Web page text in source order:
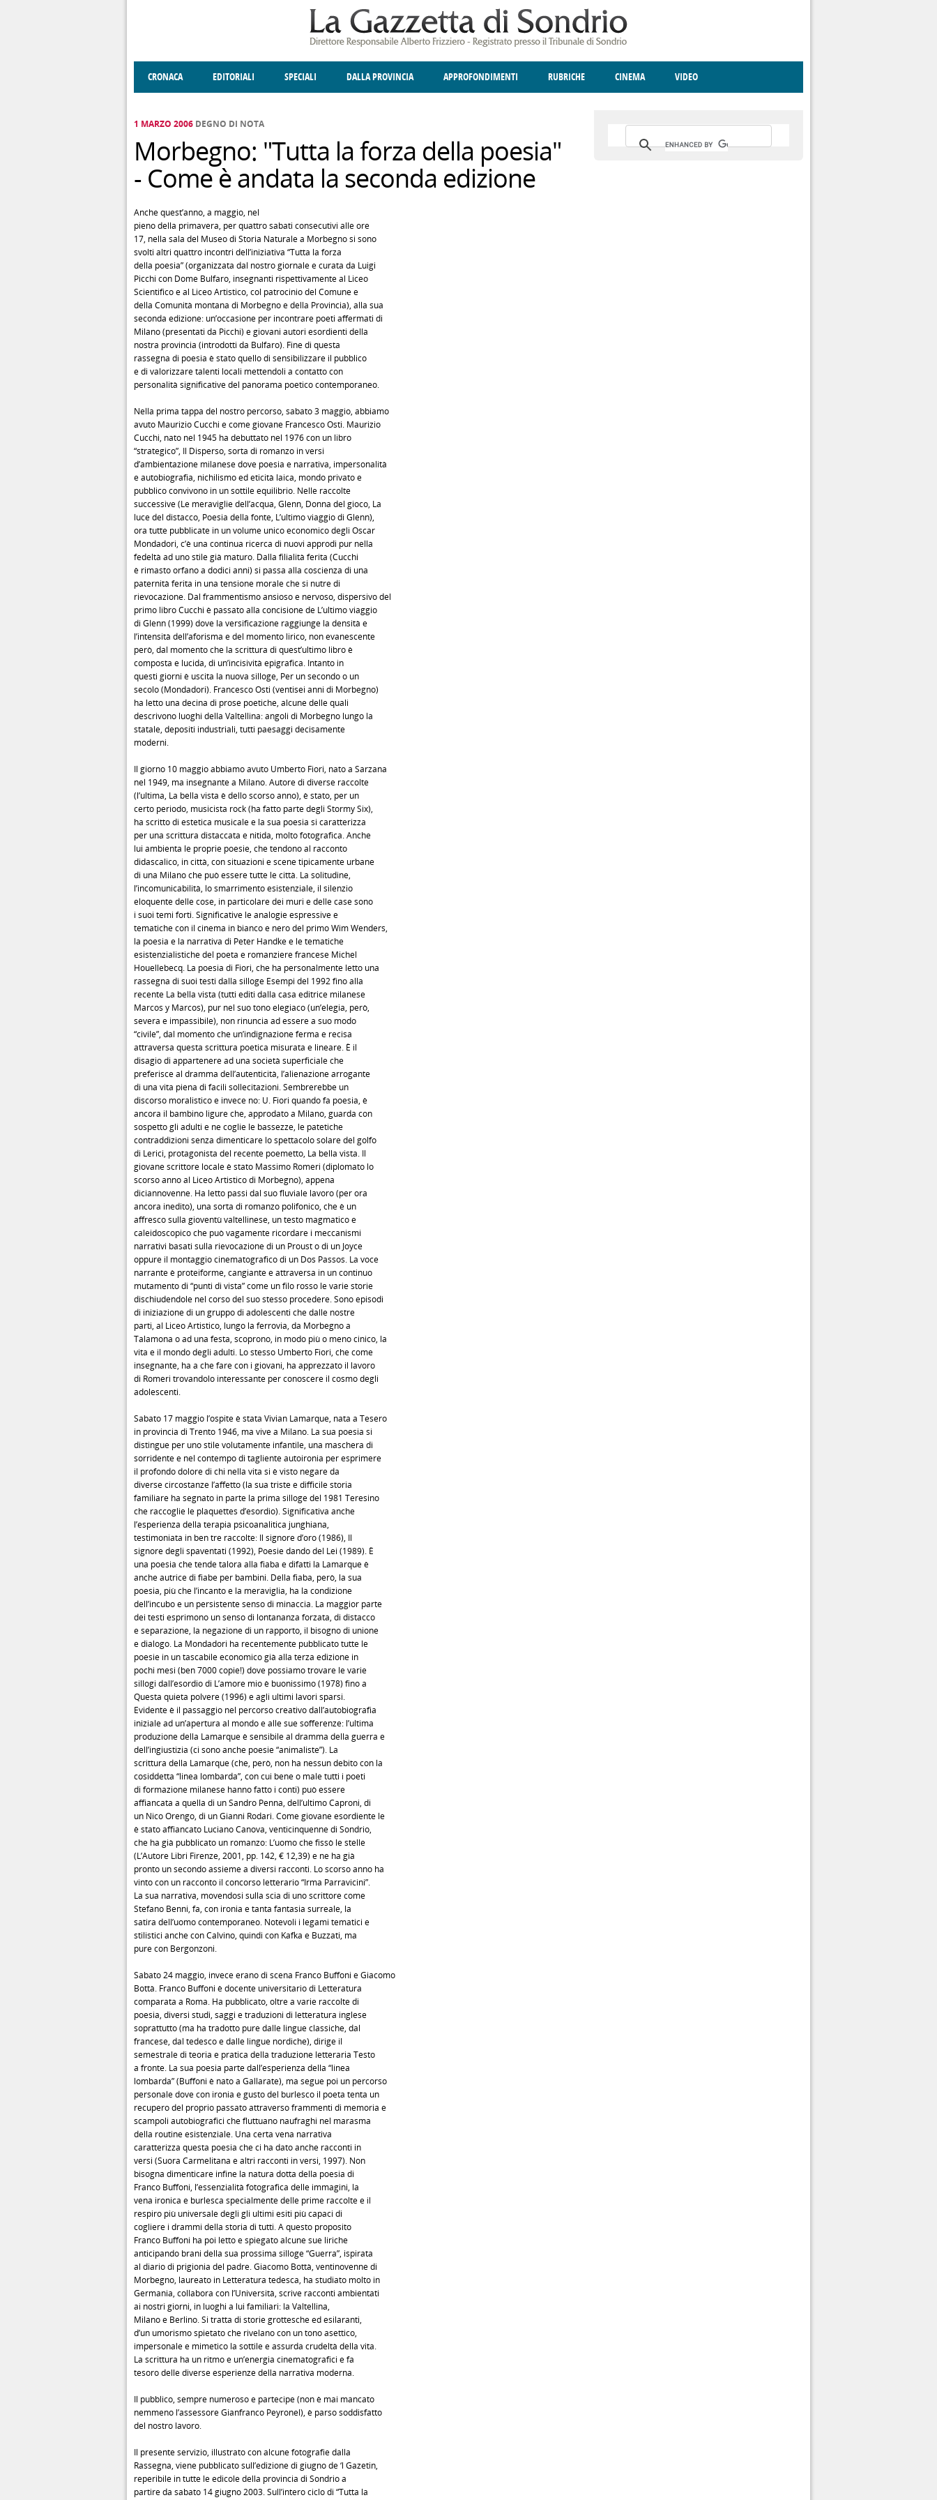
CRONACA EDITORIALI SPECIALI DALLA PROVINCIA APPROFONDIMENTI RUBRICHE CINEMA VIDEO
1 MARZO 2006 DEGNO DI NOTA
Morbegno: "Tutta la forza della poesia"
- Come è andata la seconda edizione
Anche quest’anno, a maggio, nel
pieno della primavera, per quattro sabati consecutivi alle ore
17, nella sala del Museo di Storia Naturale a Morbegno si sono
svolti altri quattro incontri dell’iniziativa “Tutta la forza
della poesia” (organizzata dal nostro giornale e curata da Luigi
Picchi con Dome Bulfaro, insegnanti rispettivamente al Liceo
Scientifico e al Liceo Artistico, col patrocinio del Comune e
della Comunità montana di Morbegno e della Provincia), alla sua
seconda edizione: un’occasione per incontrare poeti affermati di
Milano (presentati da Picchi) e giovani autori esordienti della
nostra provincia (introdotti da Bulfaro). Fine di questa
rassegna di poesia è stato quello di sensibilizzare il pubblico
e di valorizzare talenti locali mettendoli a contatto con
personalità significative del panorama poetico contemporaneo.
Nella prima tappa del nostro percorso, sabato 3 maggio, abbiamo
avuto Maurizio Cucchi e come giovane Francesco Osti. Maurizio
Cucchi, nato nel 1945 ha debuttato nel 1976 con un libro
“strategico”, Il Disperso, sorta di romanzo in versi
d’ambientazione milanese dove poesia e narrativa, impersonalità
e autobiografia, nichilismo ed eticità laica, mondo privato e
pubblico convivono in un sottile equilibrio. Nelle raccolte
successive (Le meraviglie dell’acqua, Glenn, Donna del gioco, La
luce del distacco, Poesia della fonte, L’ultimo viaggio di Glenn),
ora tutte pubblicate in un volume unico economico degli Oscar
Mondadori, c’è una continua ricerca di nuovi approdi pur nella
fedeltà ad uno stile già maturo. Dalla filialità ferita (Cucchi
è rimasto orfano a dodici anni) si passa alla coscienza di una
paternità ferita in una tensione morale che si nutre di
rievocazione. Dal frammentismo ansioso e nervoso, dispersivo del
primo libro Cucchi è passato alla concisione de L’ultimo viaggio
di Glenn (1999) dove la versificazione raggiunge la densità e
l’intensità dell’aforisma e del momento lirico, non evanescente
però, dal momento che la scrittura di quest’ultimo libro è
composta e lucida, di un’incisività epigrafica. Intanto in
questi giorni è uscita la nuova silloge, Per un secondo o un
secolo (Mondadori). Francesco Osti (ventisei anni di Morbegno)
ha letto una decina di prose poetiche, alcune delle quali
descrivono luoghi della Valtellina: angoli di Morbegno lungo la
statale, depositi industriali, tutti paesaggi decisamente
moderni.
Il giorno 10 maggio abbiamo avuto Umberto Fiori, nato a Sarzana
nel 1949, ma insegnante a Milano. Autore di diverse raccolte
(l’ultima, La bella vista è dello scorso anno), è stato, per un
certo periodo, musicista rock (ha fatto parte degli Stormy Six),
ha scritto di estetica musicale e la sua poesia si caratterizza
per una scrittura distaccata e nitida, molto fotografica. Anche
lui ambienta le proprie poesie, che tendono al racconto
didascalico, in città, con situazioni e scene tipicamente urbane
di una Milano che può essere tutte le città. La solitudine,
l’incomunicabilità, lo smarrimento esistenziale, il silenzio
eloquente delle cose, in particolare dei muri e delle case sono
i suoi temi forti. Significative le analogie espressive e
tematiche con il cinema in bianco e nero del primo Wim Wenders,
la poesia e la narrativa di Peter Handke e le tematiche
esistenzialistiche del poeta e romanziere francese Michel
Houellebecq. La poesia di Fiori, che ha personalmente letto una
rassegna di suoi testi dalla silloge Esempi del 1992 fino alla
recente La bella vista (tutti editi dalla casa editrice milanese
Marcos y Marcos), pur nel suo tono elegiaco (un’elegia, però,
severa e impassibile), non rinuncia ad essere a suo modo
“civile”, dal momento che un’indignazione ferma e recisa
attraversa questa scrittura poetica misurata e lineare. È il
disagio di appartenere ad una società superficiale che
preferisce al dramma dell’autenticità, l’alienazione arrogante
di una vita piena di facili sollecitazioni. Sembrerebbe un
discorso moralistico e invece no: U. Fiori quando fa poesia, è
ancora il bambino ligure che, approdato a Milano, guarda con
sospetto gli adulti e ne coglie le bassezze, le patetiche
contraddizioni senza dimenticare lo spettacolo solare del golfo
di Lerici, protagonista del recente poemetto, La bella vista. Il
giovane scrittore locale è stato Massimo Romeri (diplomato lo
scorso anno al Liceo Artistico di Morbegno), appena
diciannovenne. Ha letto passi dal suo fluviale lavoro (per ora
ancora inedito), una sorta di romanzo polifonico, che è un
affresco sulla gioventù valtellinese, un testo magmatico e
caleidoscopico che può vagamente ricordare i meccanismi
narrativi basati sulla rievocazione di un Proust o di un Joyce
oppure il montaggio cinematografico di un Dos Passos. La voce
narrante è proteiforme, cangiante e attraversa in un continuo
mutamento di “punti di vista” come un filo rosso le varie storie
dischiudendole nel corso del suo stesso procedere. Sono episodi
di iniziazione di un gruppo di adolescenti che dalle nostre
parti, al Liceo Artistico, lungo la ferrovia, da Morbegno a
Talamona o ad una festa, scoprono, in modo più o meno cinico, la
vita e il mondo degli adulti. Lo stesso Umberto Fiori, che come
insegnante, ha a che fare con i giovani, ha apprezzato il lavoro
di Romeri trovandolo interessante per conoscere il cosmo degli
adolescenti.
Sabato 17 maggio l’ospite è stata Vivian Lamarque, nata a Tesero
in provincia di Trento 1946, ma vive a Milano. La sua poesia si
distingue per uno stile volutamente infantile, una maschera di
sorridente e nel contempo di tagliente autoironia per esprimere
il profondo dolore di chi nella vita si è visto negare da
diverse circostanze l’affetto (la sua triste e difficile storia
familiare ha segnato in parte la prima silloge del 1981 Teresino
che raccoglie le plaquettes d’esordio). Significativa anche
l’esperienza della terapia psicoanalitica junghiana,
testimoniata in ben tre raccolte: Il signore d’oro (1986), Il
signore degli spaventati (1992), Poesie dando del Lei (1989). È
una poesia che tende talora alla fiaba e difatti la Lamarque è
anche autrice di fiabe per bambini. Della fiaba, però, la sua
poesia, più che l’incanto e la meraviglia, ha la condizione
dell’incubo e un persistente senso di minaccia. La maggior parte
dei testi esprimono un senso di lontananza forzata, di distacco
e separazione, la negazione di un rapporto, il bisogno di unione
e dialogo. La Mondadori ha recentemente pubblicato tutte le
poesie in un tascabile economico già alla terza edizione in
pochi mesi (ben 7000 copie!) dove possiamo trovare le varie
sillogi dall’esordio di L’amore mio è buonissimo (1978) fino a
Questa quieta polvere (1996) e agli ultimi lavori sparsi.
Evidente è il passaggio nel percorso creativo dall’autobiografia
iniziale ad un’apertura al mondo e alle sue sofferenze: l’ultima
produzione della Lamarque è sensibile al dramma della guerra e
dell’ingiustizia (ci sono anche poesie “animaliste”). La
scrittura della Lamarque (che, però, non ha nessun debito con la
cosiddetta “linea lombarda”, con cui bene o male tutti i poeti
di formazione milanese hanno fatto i conti) può essere
affiancata a quella di un Sandro Penna, dell’ultimo Caproni, di
un Nico Orengo, di un Gianni Rodari. Come giovane esordiente le
è stato affiancato Luciano Canova, venticinquenne di Sondrio,
che ha già pubblicato un romanzo: L’uomo che fissò le stelle
(L’Autore Libri Firenze, 2001, pp. 142, € 12,39) e ne ha già
pronto un secondo assieme a diversi racconti. Lo scorso anno ha
vinto con un racconto il concorso letterario “Irma Parravicini”.
La sua narrativa, movendosi sulla scia di uno scrittore come
Stefano Benni, fa, con ironia e tanta fantasia surreale, la
satira dell’uomo contemporaneo. Notevoli i legami tematici e
stilistici anche con Calvino, quindi con Kafka e Buzzati, ma
pure con Bergonzoni.
Sabato 24 maggio, invece erano di scena Franco Buffoni e Giacomo
Bottà. Franco Buffoni è docente universitario di Letteratura
comparata a Roma. Ha pubblicato, oltre a varie raccolte di
poesia, diversi studi, saggi e traduzioni di letteratura inglese
soprattutto (ma ha tradotto pure dalle lingue classiche, dal
francese, dal tedesco e dalle lingue nordiche), dirige il
semestrale di teoria e pratica della traduzione letteraria Testo
a fronte. La sua poesia parte dall’esperienza della “linea
lombarda” (Buffoni è nato a Gallarate), ma segue poi un percorso
personale dove con ironia e gusto del burlesco il poeta tenta un
recupero del proprio passato attraverso frammenti di memoria e
scampoli autobiografici che fluttuano naufraghi nel marasma
della routine esistenziale. Una certa vena narrativa
caratterizza questa poesia che ci ha dato anche racconti in
versi (Suora Carmelitana e altri racconti in versi, 1997). Non
bisogna dimenticare infine la natura dotta della poesia di
Franco Buffoni, l’essenzialità fotografica delle immagini, la
vena ironica e burlesca specialmente delle prime raccolte e il
respiro più universale degli gli ultimi esiti più capaci di
cogliere i drammi della storia di tutti. A questo proposito
Franco Buffoni ha poi letto e spiegato alcune sue liriche
anticipando brani della sua prossima silloge “Guerra”, ispirata
al diario di prigionia del padre. Giacomo Bottà, ventinovenne di
Morbegno, laureato in Letteratura tedesca, ha studiato molto in
Germania, collabora con l’Università, scrive racconti ambientati
ai nostri giorni, in luoghi a lui familiari: la Valtellina,
Milano e Berlino. Si tratta di storie grottesche ed esilaranti,
d’un umorismo spietato che rivelano con un tono asettico,
impersonale e mimetico la sottile e assurda crudeltà della vita.
La scrittura ha un ritmo e un’energia cinematografici e fa
tesoro delle diverse esperienze della narrativa moderna.
Il pubblico, sempre numeroso e partecipe (non è mai mancato
nemmeno l’assessore Gianfranco Peyronel), è parso soddisfatto
del nostro lavoro.
Il presente servizio, illustrato con alcune fotografie dalla
Rassegna, viene pubblicato sull’edizione di giugno de ‘l Gazetin,
reperibile in tutte le edicole della provincia di Sondrio a
partire da sabato 14 giugno 2003. Sull’intero ciclo di “Tutta la